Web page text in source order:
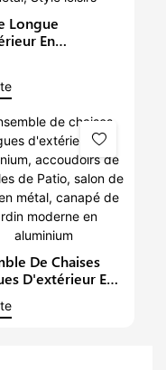
Longue
En
Avec Parasol,
Longue De
Lit De Repos En
Style Loisirs
De Chaises
D'extérieur En
De Patio,
En Aluminium